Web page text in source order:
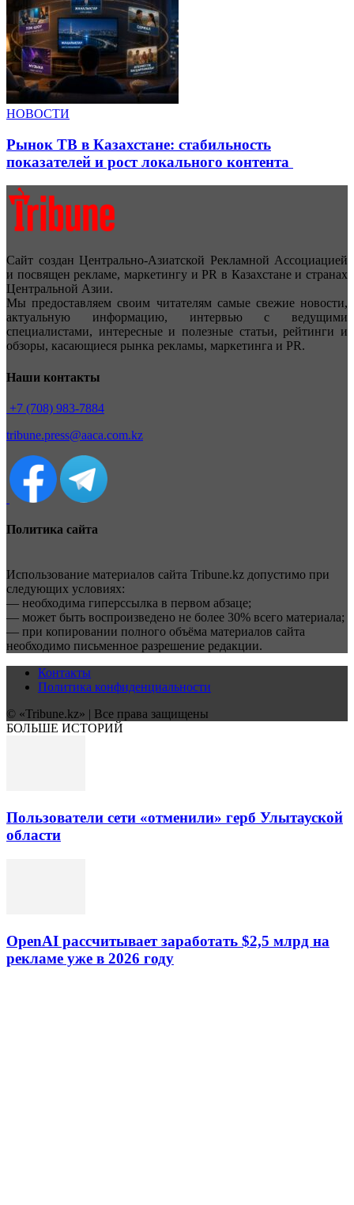
НОВОСТИ
Рынок ТВ в Казахстане: стабильность
показателей и рост локального контента
Сайт создан Центрально-Азиатской Рекламной Ассоциацией
и посвящен рекламе, маркетингу и PR в Казахстане и странах
Центральной Азии.
Мы предоставляем своим читателям самые свежие новости,
актуальную информацию, интервью с ведущими
специалистами, интересные и полезные статьи, рейтинги и
обзоры, касающиеся рынка рекламы, маркетинга и PR.
Наши контакты
+7 (708) 983-7884
tribune.press@aaca.com.kz
Политика сайта
Использование материалов сайта Tribune.kz допустимо при
следующих условиях:
— необходима гиперссылка в первом абзаце;
— может быть воспроизведено не более 30% всего материала;
— при копировании полного объёма материалов сайта
необходимо письменное разрешение редакции.
Контакты
Политика конфиденциальности
© «Tribune.kz» | Все права защищены
БОЛЬШЕ ИСТОРИЙ
Пользователи сети «отменили» герб Улытауской
области
OpenAI рассчитывает заработать $2,5 млрд на
рекламе уже в 2026 году